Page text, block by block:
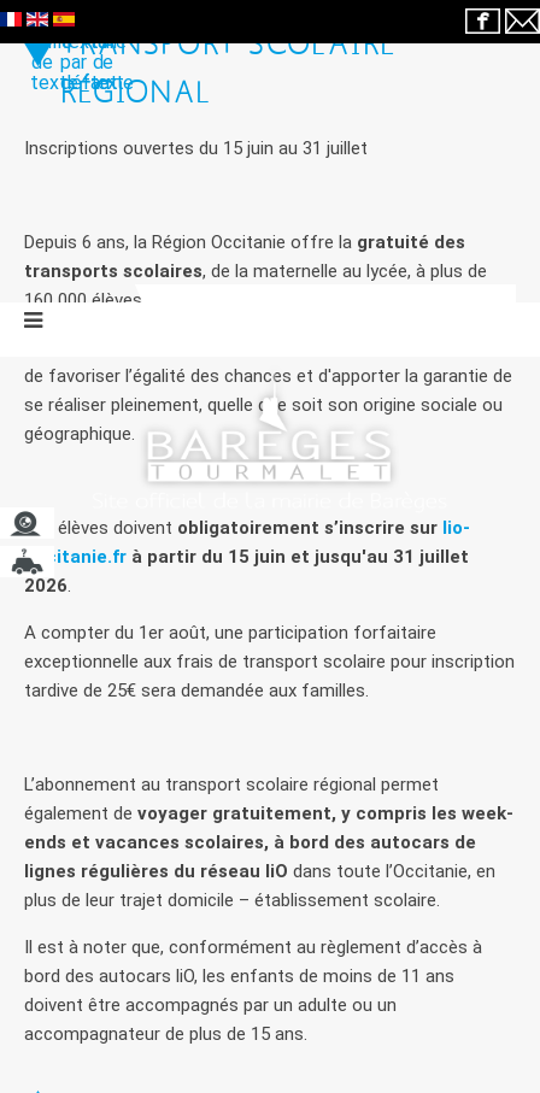
TRANSPORT SCOLAIRE
RÉGIONAL
Inscriptions ouvertes du 15 juin au 31 juillet
Depuis 6 ans, la Région Occitanie offre la gratuité des
transports scolaires, de la maternelle au lycée, à plus de
160 000 élèves chaque année.
de favoriser l’égalité des chances et d'apporter la garantie de
se réaliser pleinement, quelle que soit son origine sociale ou
géographique.
Les élèves doivent obligatoirement s’inscrire sur lio-
occitanie.fr à partir du 15 juin et jusqu'au 31 juillet
2026.
A compter du 1er août, une participation forfaitaire
exceptionnelle aux frais de transport scolaire pour inscription
tardive de 25€ sera demandée aux familles.
L’abonnement au transport scolaire régional permet
également de voyager gratuitement, y compris les week-
ends et vacances scolaires, à bord des autocars de
lignes régulières du réseau liO dans toute l’Occitanie, en
plus de leur trajet domicile – établissement scolaire.
Il est à noter que, conformément au règlement d’accès à
bord des autocars liO, les enfants de moins de 11 ans
doivent être accompagnés par un adulte ou un
accompagnateur de plus de 15 ans.